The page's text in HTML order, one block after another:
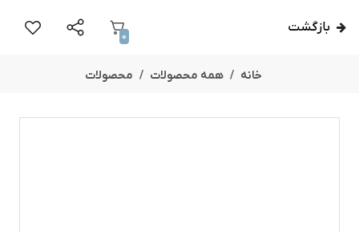
بازگشت
0
خانه همه محصولات محصولات